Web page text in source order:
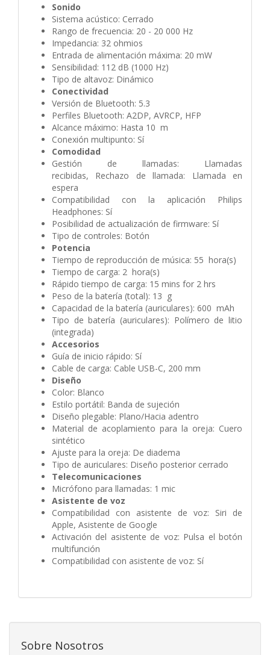
Sonido
Sistema acústico: Cerrado
Rango de frecuencia: 20 - 20 000 Hz
Impedancia: 32 ohmios
Entrada de alimentación máxima: 20 mW
Sensibilidad: 112 dB (1000 Hz)
Tipo de altavoz: Dinámico
Conectividad
Versión de Bluetooth: 5.3
Perfiles Bluetooth: A2DP, AVRCP, HFP
Alcance máximo: Hasta 10 m
Conexión multipunto: Sí
Comodidad
Gestión de llamadas: Llamadas
recibidas, Rechazo de llamada: Llamada en
espera
Compatibilidad con la aplicación Philips
Headphones: Sí
Posibilidad de actualización de firmware: Sí
Tipo de controles: Botón
Potencia
Tiempo de reproducción de música: 55 hora(s)
Tiempo de carga: 2 hora(s)
Rápido tiempo de carga: 15 mins for 2 hrs
Peso de la batería (total): 13 g
Capacidad de la batería (auriculares): 600 mAh
Tipo de batería (auriculares): Polímero de litio
(integrada)
Accesorios
Guía de inicio rápido: Sí
Cable de carga: Cable USB-C, 200 mm
Diseño
Color: Blanco
Estilo portátil: Banda de sujeción
Diseño plegable: Plano/Hacia adentro
Material de acoplamiento para la oreja: Cuero
sintético
Ajuste para la oreja: De diadema
Tipo de auriculares: Diseño posterior cerrado
Telecomunicaciones
Micrófono para llamadas: 1 mic
Asistente de voz
Compatibilidad con asistente de voz: Siri de
Apple, Asistente de Google
Activación del asistente de voz: Pulsa el botón
multifunción
Compatibilidad con asistente de voz: Sí
Sobre Nosotros